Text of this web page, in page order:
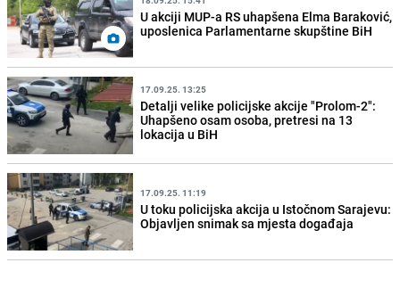
U akciji MUP-a RS uhapšena Elma Baraković,
uposlenica Parlamentarne skupštine BiH
17.09.25. 13:25
Detalji velike policijske akcije "Prolom-2":
Uhapšeno osam osoba, pretresi na 13
lokacija u BiH
17.09.25. 11:19
U toku policijska akcija u Istočnom Sarajevu:
Objavljen snimak sa mjesta događaja